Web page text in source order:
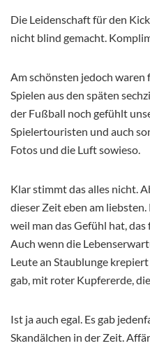
Die Leidenschaft für den
nicht blind gemacht.
Am schönsten jedoch waren
Spielen aus den späten
der Fußball noch gefühlt
Spielertouristen und auch
Fotos und die Luft sowieso.
Klar stimmt das alles nicht.
dieser Zeit eben am
weil man das Gefühl hat,
Auch wenn die
Leute an Staublunge
gab, mit roter Kupfererde,
Ist ja auch egal. Es gab
Skandälchen in der Zeit.